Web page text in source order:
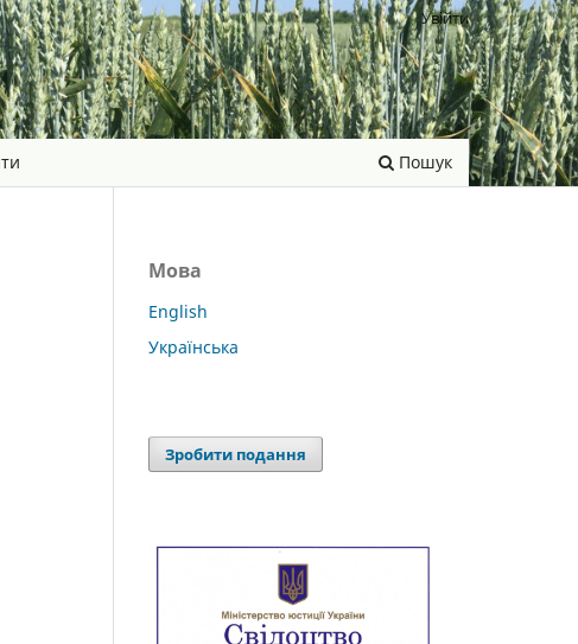
Пошук
Увійти
Мова
English
Українська
Зробити подання